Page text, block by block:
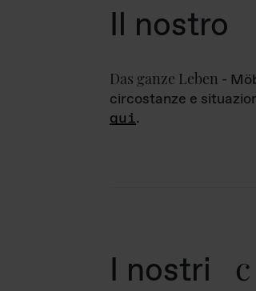
Il nostro
Das ganze Leben -
circostanze e
qui.
I nostri